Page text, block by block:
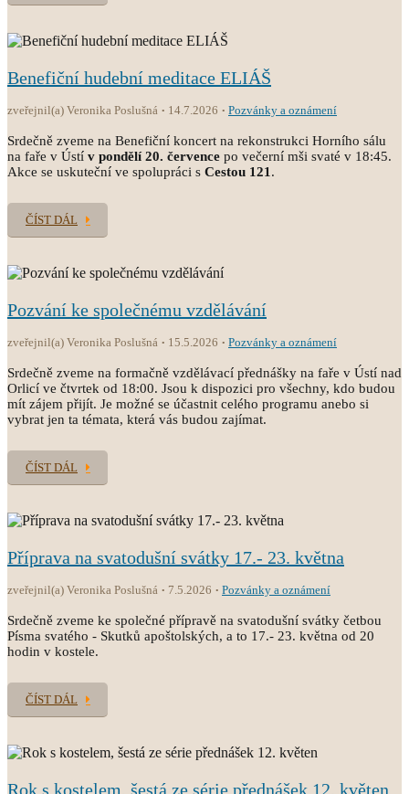
Benefiční hudební meditace ELIÁŠ
zveřejnil(a) Veronika Poslušná 14.7.2026 Pozvánky a oznámení
Srdečně zveme na Benefiční koncert na rekonstrukci Horního sálu
na faře v Ústí v pondělí 20. července po večerní mši svaté v 18:45.
Akce se uskuteční ve spolupráci s Cestou 121 .
ČÍST DÁL
Pozvání ke společnému vzdělávání
zveřejnil(a) Veronika Poslušná 15.5.2026 Pozvánky a oznámení
Srdečně zveme na formačně vzdělávací přednášky na faře v Ústí nad
Orlicí ve čtvrtek od 18:00. Jsou k dispozici pro všechny, kdo budou
mít zájem přijít. Je možné se účastnit celého programu anebo si
vybrat jen ta témata, která vás budou zajímat.
ČÍST DÁL
Příprava na svatodušní svátky 17.- 23. května
zveřejnil(a) Veronika Poslušná 7.5.2026 Pozvánky a oznámení
Srdečně zveme ke společné přípravě na svatodušní svátky četbou
Písma svatého - Skutků apoštolských, a to 17.- 23. května od 20
hodin v kostele.
ČÍST DÁL
Rok s kostelem, šestá ze série přednášek 12. květen